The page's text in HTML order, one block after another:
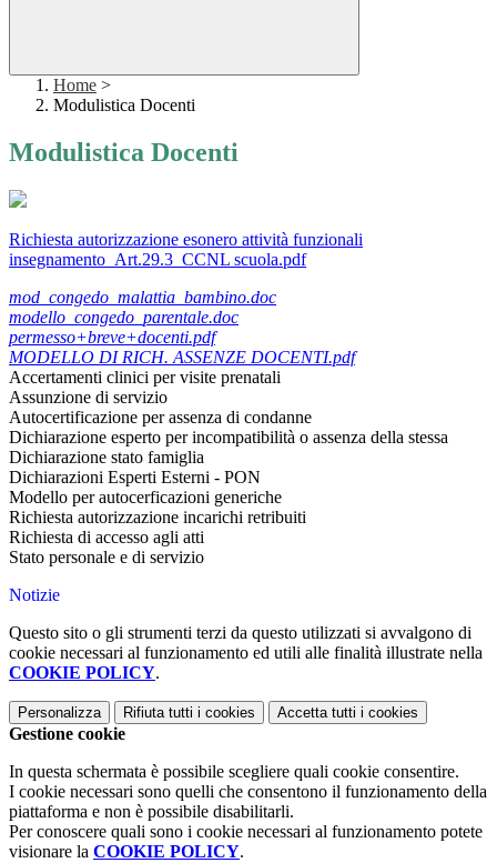
Home >
Modulistica Docenti
Modulistica Docenti
Richiesta autorizzazione esonero attività funzionali
insegnamento_Art.29.3_CCNL scuola.pdf
mod_congedo_malattia_bambino.doc
modello_congedo_parentale.doc
permesso+breve+docenti.pdf
MODELLO DI RICH. ASSENZE DOCENTI.pdf
Accertamenti clinici per visite prenatali
Assunzione di servizio
Autocertificazione per assenza di condanne
Dichiarazione esperto per incompatibilità o assenza della stessa
Dichiarazione stato famiglia
Dichiarazioni Esperti Esterni - PON
Modello per autocerficazioni generiche
Richiesta autorizzazione incarichi retribuiti
Richiesta di accesso agli atti
Stato personale e di servizio
Notizie
Questo sito o gli strumenti terzi da questo utilizzati si avvalgono di
cookie necessari al funzionamento ed utili alle finalità illustrate nella
COOKIE POLICY.
Personalizza Rifiuta tutti i cookies Accetta tutti i cookies
Gestione cookie
In questa schermata è possibile scegliere quali cookie consentire.
I cookie necessari sono quelli che consentono il funzionamento della
piattaforma e non è possibile disabilitarli.
Per conoscere quali sono i cookie necessari al funzionamento potete
visionare la COOKIE POLICY.